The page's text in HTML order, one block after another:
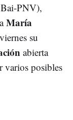
PNV),
María
su
abierta
varios posibles